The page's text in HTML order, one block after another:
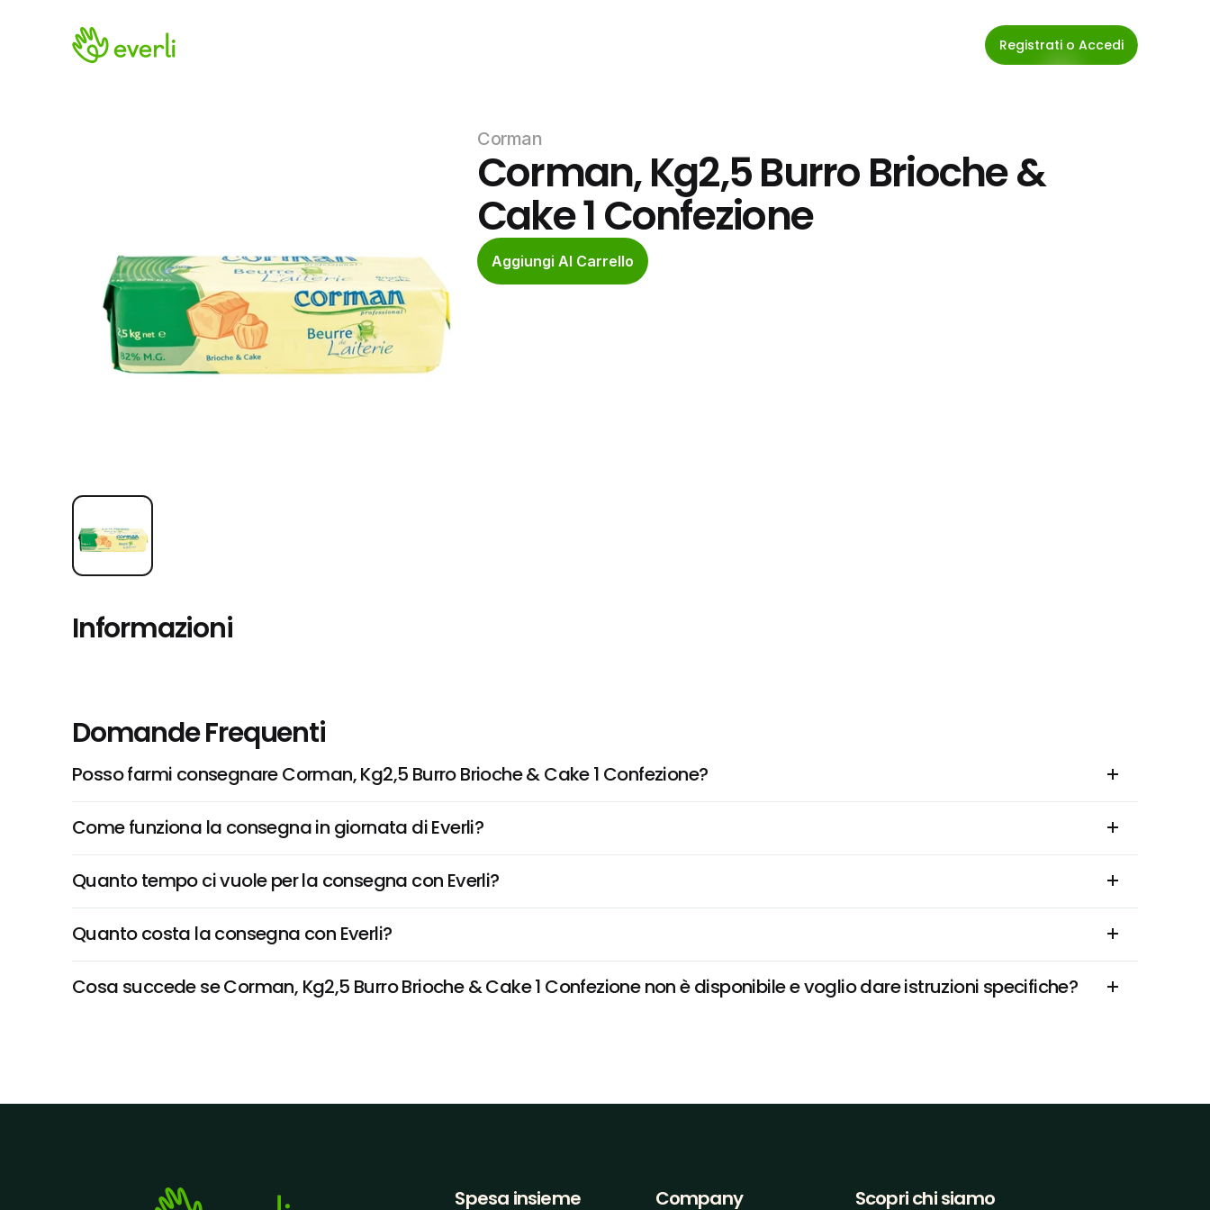
Registrati o Accedi
Corman
Corman, Kg2,5 Burro Brioche &
Cake 1 Confezione
Aggiungi Al Carrello
Informazioni
Domande Frequenti
Posso farmi consegnare Corman, Kg2,5 Burro Brioche & Cake 1 Confezione?
Come funziona la consegna in giornata di Everli?
Quanto tempo ci vuole per la consegna con Everli?
Quanto costa la consegna con Everli?
Cosa succede se Corman, Kg2,5 Burro Brioche & Cake 1 Confezione non è disponibile e voglio dare istruzioni specifiche?
Spesa insieme Company Scopri chi siamo